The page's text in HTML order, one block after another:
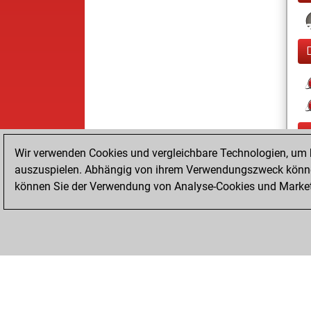
Wir verwenden Cookies und vergleichbare Technologien,
auszuspielen. Abhängig von ihrem Verwendungszweck
können Sie der Verwendung von Analyse-Cookies und